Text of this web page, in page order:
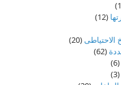
(12)
الاحتياطى(20)
(62)
(6)
(3)